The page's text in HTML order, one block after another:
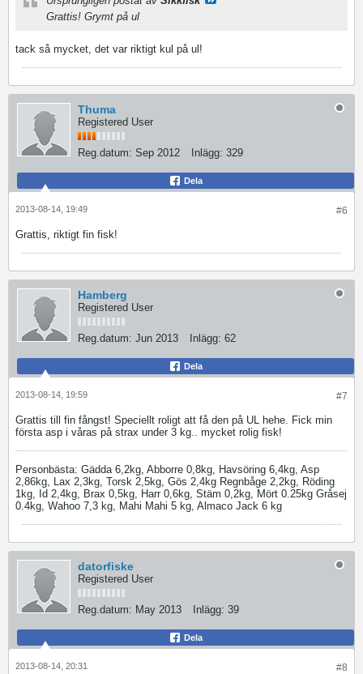
Grattis! Grymt på ul
tack så mycket, det var riktigt kul på ul!
Thuma
Registered User
Reg.datum: Sep 2012 Inlägg: 329
Dela
#6
2013-08-14, 19:49
Grattis, riktigt fin fisk!
Hamberg
Registered User
Reg.datum: Jun 2013 Inlägg: 62
Dela
#7
2013-08-14, 19:59
Grattis till fin fångst! Speciellt roligt att få den på UL hehe. Fick min
första asp i våras på strax under 3 kg.. mycket rolig fisk!
Personbästa: Gädda 6,2kg, Abborre 0,8kg, Havsöring 6,4kg, Asp
2,86kg, Lax 2,3kg, Torsk 2,5kg, Gös 2,4kg Regnbåge 2,2kg, Röding
1kg, Id 2,4kg, Brax 0,5kg, Harr 0,6kg, Stäm 0,2kg, Mört 0.25kg Gråsej
0.4kg, Wahoo 7,3 kg, Mahi Mahi 5 kg, Almaco Jack 6 kg
datorfiske
Registered User
Reg.datum: May 2013 Inlägg: 39
Dela
#8
2013-08-14, 20:31